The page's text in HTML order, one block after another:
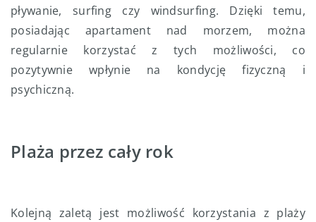
pływanie, surfing czy windsurfing. Dzięki temu,
posiadając apartament nad morzem, można
regularnie korzystać z tych możliwości, co
pozytywnie wpłynie na kondycję fizyczną i
psychiczną.
Plaża przez cały rok
Kolejną zaletą jest możliwość korzystania z plaży